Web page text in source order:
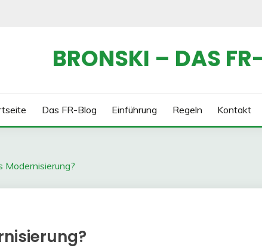
BRONSKI – DAS
Das FR-Blog Einführung Regeln Kontakt
Modernisierung?